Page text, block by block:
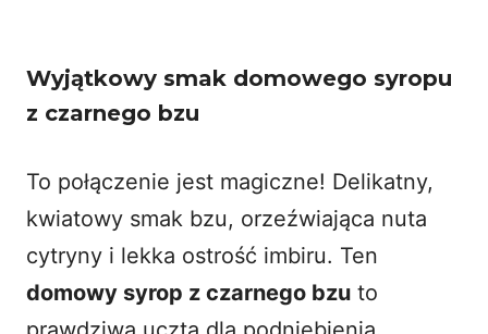
Wyjątkowy smak domowego syropu
z czarnego bzu
To połączenie jest magiczne! Delikatny,
kwiatowy smak bzu, orzeźwiająca nuta
cytryny i lekka ostrość imbiru. Ten
domowy syrop z czarnego bzu to